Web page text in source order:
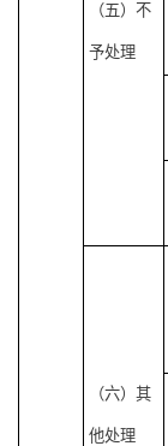
（五）不
予处理
（六）其
他处理